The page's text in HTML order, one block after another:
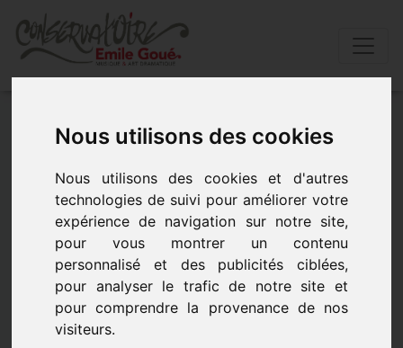
Nous utilisons des cookies
Nous utilisons des cookies et d'autres
technologies de suivi pour améliorer votre
expérience de navigation sur notre site,
pour vous montrer un contenu
personnalisé et des publicités ciblées,
pour analyser le trafic de notre site et
pour comprendre la provenance de nos
visiteurs.
gÉnÉrale
PRÉSENTATION GÉNÉRALE
Le Conservatoire DépartementalÉmile GOUÉc’est :
Un Conservatoire centre :
GUÉRET
6 Antennes :